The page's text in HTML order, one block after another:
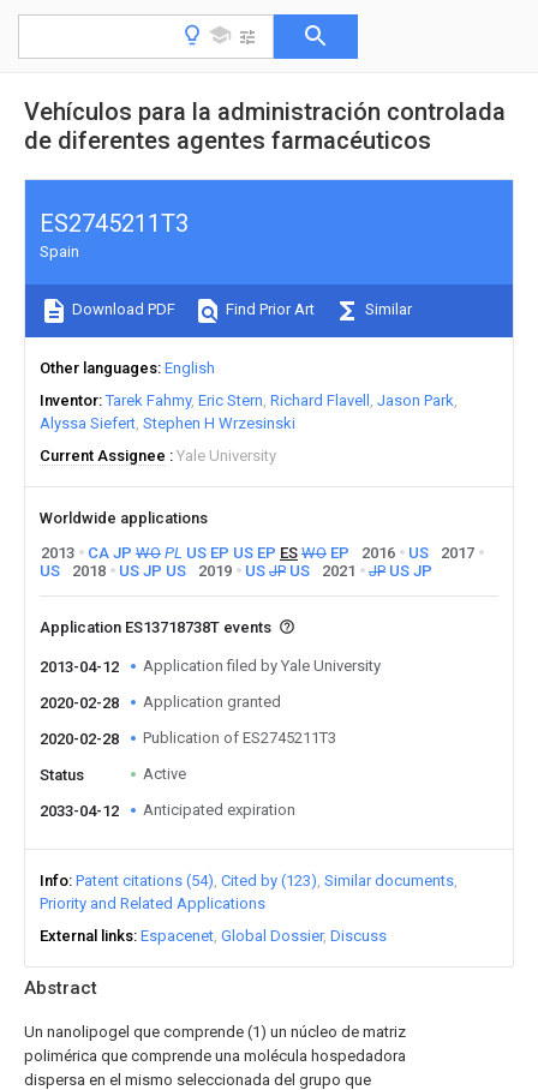
Vehículos para la administración controlada
de diferentes agentes farmacéuticos
Abstract
Un nanolipogel que comprende (1) un núcleo de matriz
polimérica que comprende una molécula hospedadora
dispersa en el mismo seleccionada del grupo que
ES2745211T3
Spain
Download PDF Find Prior Art Similar
Other languages English
Inventor Tarek Fahmy Eric Stern Richard Flavell
Jason Park
Alyssa Siefert Stephen H Wrzesinski
Current Assignee
Yale University
Worldwide applications
2013
CA JP WO PL US EP US EP ES WO EP 2016 US
2017
US
2018 US JP US 2019 US JP US 2021 JP US JP
Application ES13718738T events
2013-04-12 Application filed by Yale University
2020-02-28 Application granted
2020-02-28 Publication of ES2745211T3
Status Active
2033-04-12 Anticipated expiration
Info Patent citations (54) Cited by (123) Similar documents
Priority and Related Applications
External links Espacenet Global Dossier Discuss